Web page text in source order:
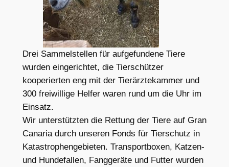
Drei Sammelstellen für aufgefundene Tiere
wurden eingerichtet, die Tierschützer
kooperierten eng mit der Tierärztekammer und
300 freiwillige Helfer waren rund um die Uhr im
Einsatz.
Wir unterstützten die Rettung der Tiere auf Gran
Canaria durch unseren Fonds für Tierschutz in
Katastrophengebieten. Transportboxen, Katzen-
und Hundefallen, Fanggeräte und Futter wurden